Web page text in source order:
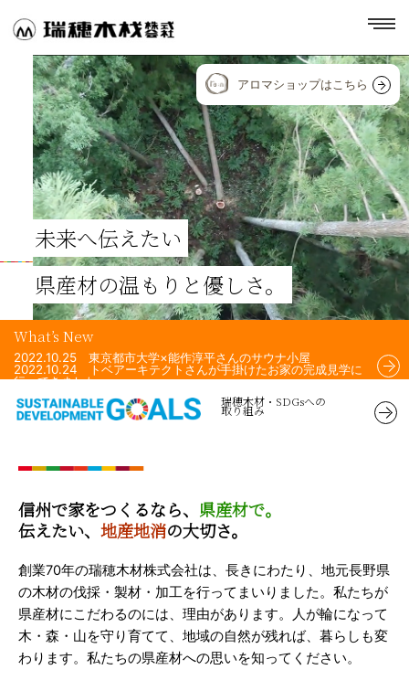
未来へ伝えたい
県産材の温もりと優しさ。
アロマショップはこちら
What’s New
2022.10.25 東京都市大学×能作淳平さんのサウナ小屋
2022.10.24 トベアーキテクトさんが手掛けたお家の完成見学に
行ってきました。
2022.10.24 Airchi Airsさんが手掛けた住宅のフェンスに、瑞穂
木材の杉材を使用して頂きました！
瑞穂木材・SDGsへの
取り組み
信州で家をつくるなら、 県産材で。
伝えたい、 地産地消の大切さ。
創業70年の瑞穂木材株式会社は、長きにわたり、地元長野県
の木材の伐採・製材・加工を行ってまいりました。私たちが
県産材にこだわるのには、理由があります。人が輪になって
木・森・山を守り育てて、地域の自然が残れば、暮らしも変
わります。私たちの県産材への思いを知ってください。